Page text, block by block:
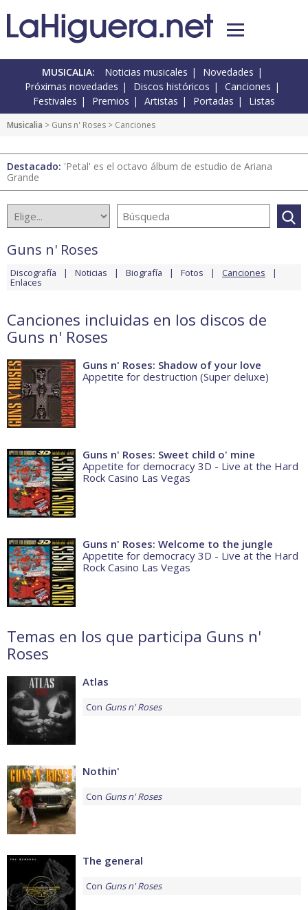
MUSICALIA: Noticias musicales
Novedades
Próximas novedades
Discos históricos
Canciones
Festivales
Premios Artistas Portadas Listas
Musicalia > Guns n' Roses > Canciones
Destacado: 'Petal' es el octavo álbum de estudio de Ariana
Grande
Guns n' Roses
Discografía Noticias Biografía Fotos Canciones
Enlaces
Canciones incluidas en los discos de
Guns n' Roses
Guns n' Roses: Shadow of your love
Appetite for destruction (Super deluxe)
Guns n' Roses: Sweet child o' mine
Appetite for democracy 3D - Live at the Hard
Rock Casino Las Vegas
Guns n' Roses: Welcome to the jungle
Appetite for democracy 3D - Live at the Hard
Rock Casino Las Vegas
Temas en los que participa Guns n'
Roses
Atlas
Con Guns n' Roses
Nothin'
Con Guns n' Roses
The general
Con Guns n' Roses